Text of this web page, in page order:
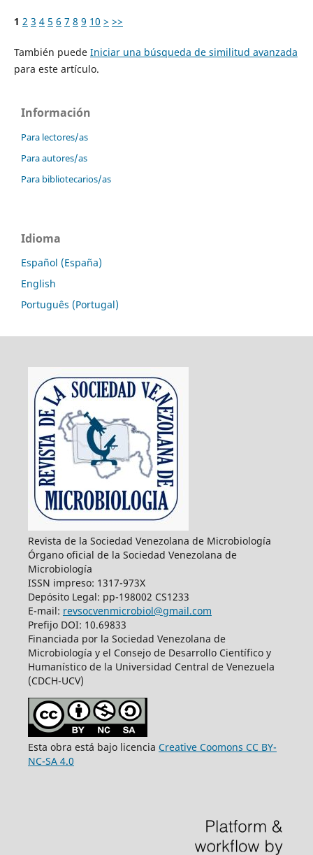
1 2 3 4 5 6 7 8 9 10 > >>
También puede Iniciar una búsqueda de similitud avanzada
para este artículo.
Información
Para lectores/as
Para autores/as
Para bibliotecarios/as
Idioma
Español (España)
English
Português (Portugal)
Revista de la Sociedad Venezolana de Microbiología
Órgano oficial de la Sociedad Venezolana de
Microbiología
ISSN impreso: 1317-973X
Depósito Legal: pp-198002 CS1233
E-mail: revsocvenmicrobiol@gmail.com
Prefijo DOI: 10.69833
Financiada por la Sociedad Venezolana de
Microbiología y el Consejo de Desarrollo Científico y
Humanístico de la Universidad Central de Venezuela
(CDCH-UCV)
Esta obra está bajo licencia Creative Coomons CC BY-
NC-SA 4.0